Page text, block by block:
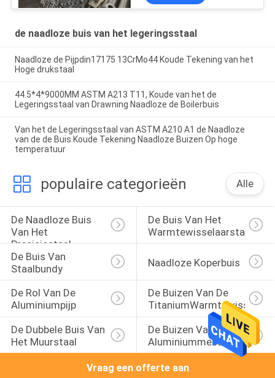
de naadloze buis van het legeringsstaal
Naadloze de Pijpdin17175 13CrMo44 Koude Tekening van het
Hoge drukstaal
44.5*4*9000MM ASTM A213 T11, Koude van het de
Legeringsstaal van Drawning Naadloze de Boilerbuis
Van het de Legeringsstaal van ASTM A210 A1 de Naadloze
van de de Buis Koude Tekening Naadloze Buizen Op hoge
temperatuur
populaire categorieën Alle
De Naadloze Buis
Van Het
Precisiestaal
De Buis Van Het
Warmtewisselaarstaal
De Buis Van
Staalbundy
Naadloze Koperbuis
De Rol Van De
Aluminiumpijp
De Buizen Van De
TitaniumWarmtewisselaar
De Dubbele Buis Van
Het Muurstaal
De Buizen Van Het
Aluminiummessing
Vraag een offerte aan